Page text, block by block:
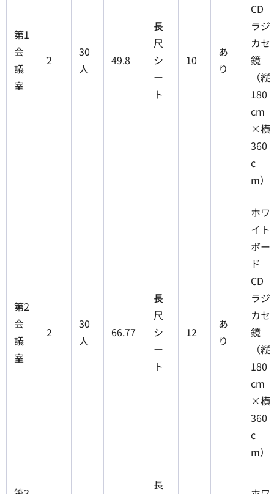
第1
会
議
室
2
30
人
49.8
長
尺
シ
ー
ト
10
あ
り
CD
ラジ
カセ
鏡
（縦
180
cm
×横
360
c
m）
第2
会
議
室
2
30
人
66.77
長
尺
シ
ー
ト
12
あ
り
ホワ
イト
ボー
ド
CD
ラジ
カセ
鏡
（縦
180
cm
×横
360
c
m）
長